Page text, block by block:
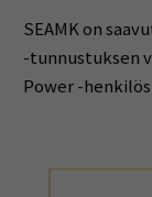
SEAMK on
-tunnustuksen
Power -